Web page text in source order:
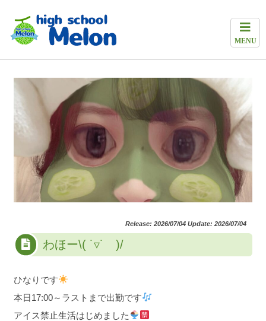
MENU
Release: 2026/07/04 Update: 2026/07/04
わほー\( ˙▿˙ )/
ひなりです
本日17:00～ラストまで出勤です
アイス禁止生活はじめました